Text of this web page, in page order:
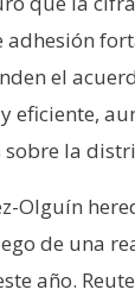
adhesión
el
eficiente,
la
Olguín
de una
año.